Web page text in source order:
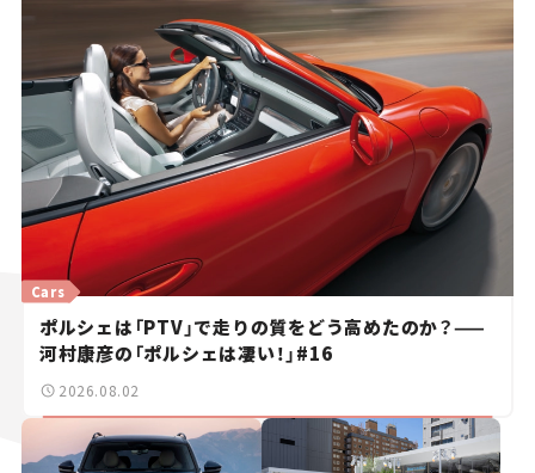
Cars
ポルシェは「PTV」で走りの質をどう高めたのか？——
河村康彦の「ポルシェは凄い！」#16
2026.08.02